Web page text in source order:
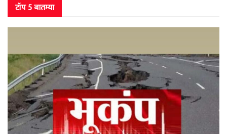
टॉप 5 बातम्या